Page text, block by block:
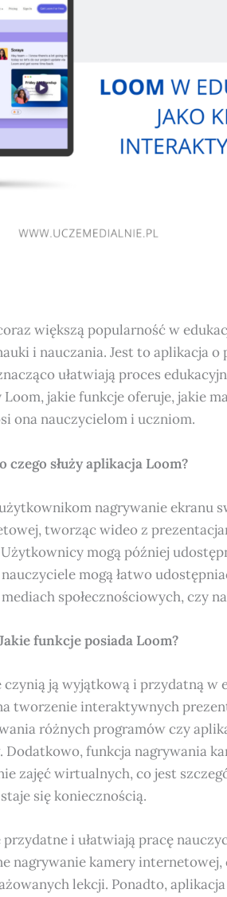
większą popularność w
i nauczania. Jest to aplikacja
ułatwiają proces
jakie funkcje oferuje, jakie
ona nauczycielom i uczniom.
czego służy aplikacja Loom?
nagrywanie ekranu
tworząc wideo z
mogą później
mogą łatwo
społecznościowych, czy
funkcje posiada Loom?
ją wyjątkową i przydatną w
tworzenie interaktywnych
różnych programów czy
funkcja nagrywania
zajęć wirtualnych, co jest
się koniecznością.
i ułatwiają pracę
nagrywanie kamery
lekcji. Ponadto,